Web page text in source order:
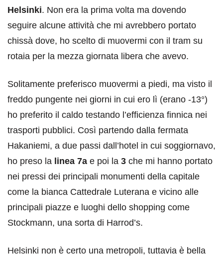
Helsinki. Non era la prima volta ma dovendo
seguire alcune attività che mi avrebbero portato
chissà dove, ho scelto di muovermi con il tram su
rotaia per la mezza giornata libera che avevo.
Solitamente preferisco muovermi a piedi, ma visto il
freddo pungente nei giorni in cui ero lì (erano -13°)
ho preferito il caldo testando l’efficienza finnica nei
trasporti pubblici. Così partendo dalla fermata
Hakaniemi, a due passi dall’hotel in cui soggiornavo,
ho preso la linea 7a e poi la 3 che mi hanno portato
nei pressi dei principali monumenti della capitale
come la bianca Cattedrale Luterana e vicino alle
principali piazze e luoghi dello shopping come
Stockmann, una sorta di Harrod’s.
Helsinki non è certo una metropoli, tuttavia è bella